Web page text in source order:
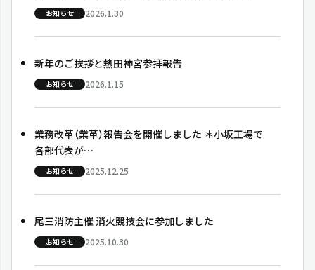
お知らせ 2026.1.30
新年のご挨拶と熱田神宮参拝報告
お知らせ 2026.1.15
業務改革（業革）報告会を開催しました ＊小坂工場で
各部代表が…
お知らせ 2025.12.25
尾三消防主催 消火競技会に参加しました
お知らせ 2025.10.30